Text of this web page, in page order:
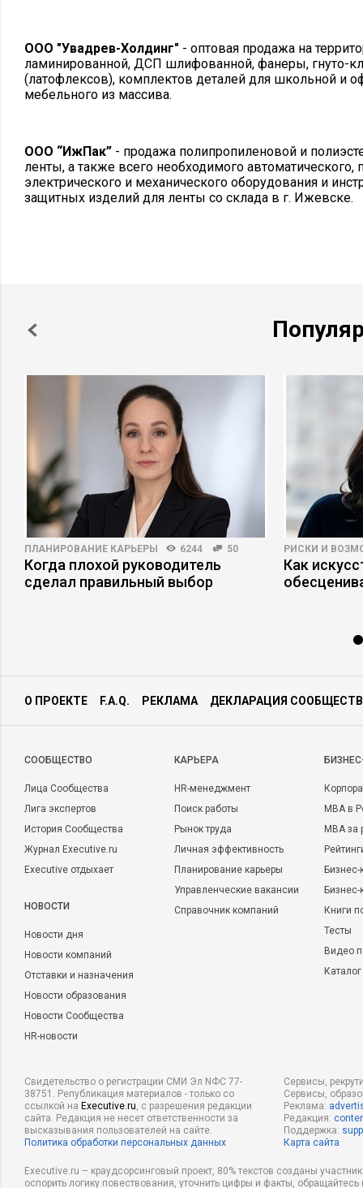
ООО "Увадрев-Холдинг" - оптовая продажа на
ламинированной, ДСП шлифованной, фанеры, гнуто-
(латофлексов), комплектов деталей для школьной и
мебельного из массива.
ООО “ИжПак” - продажа полипропиленовой и
ленты, а также всего необходимого автоматического,
электрического и механического оборудования и
защитных изделий для ленты со склада в г. Ижевске.
ПЛАНИРОВАНИЕ КАРЬЕРЫ 6244 50
Когда плохой руководитель
сделал правильный выбор
РИСКИ И
Как
О ПРОЕКТЕ F.A.Q. РЕКЛАМА ДЕКЛАРАЦИЯ
CООБЩЕСТВО
Лица Сообщества
Лига экспертов
История Сообщества
Журнал Executive.ru
Executive отдыхает
НОВОСТИ
Новости дня
Новости компаний
Отставки и назначения
Новости образования
Новости Сообщества
HR-новости
КАРЬЕРА
HR-менеджмент
Поиск работы
Рынок труда
Личная эффективность
Планирование карьеры
Управленческие вакансии
Справочник компаний
MBA в
MBA
Бизнес-
Книги
Тесты
Видео
Свидетельство о регистрации СМИ Эл NФС 77-
38751. Републикация материалов - только со
ссылкой на Executive.ru, с разрешения редакции
сайта. Редакция не несет ответственности за
высказывания пользователей на сайте.
Политика обработки персональных данных
Сервисы,
Сервисы,
Реклама:
Редакция:
Поддержка:
Карта сайта
Executive.ru – краудсорсинговый проект, 80% текстов созданы
оспорить логику повествования, уточнить цифры и факты,